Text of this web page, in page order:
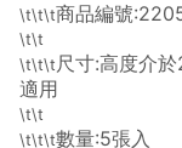
\t\t\t商品編號
\t\t
\t\t\t尺寸:高度介
適用
\t\t
\t\t\t數量:5張入